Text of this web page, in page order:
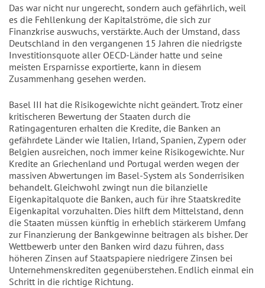
Das war nicht nur ungerecht, sondern auch gefährlich, weil
es die Fehllenkung der Kapitalströme, die sich zur
Finanzkrise auswuchs, verstärkte. Auch der Umstand, dass
Deutschland in den vergangenen 15 Jahren die niedrigste
Investitionsquote aller OECD-Länder hatte und seine
meisten Ersparnisse exportierte, kann in diesem
Zusammenhang gesehen werden.
Basel III hat die Risikogewichte nicht geändert. Trotz einer
kritischeren Bewertung der Staaten durch die
Ratingagenturen erhalten die Kredite, die Banken an
gefährdete Länder wie Italien, Irland, Spanien, Zypern oder
Belgien ausreichen, noch immer keine Risikogewichte. Nur
Kredite an Griechenland und Portugal werden wegen der
massiven Abwertungen im Basel-System als Sonderrisiken
behandelt. Gleichwohl zwingt nun die bilanzielle
Eigenkapitalquote die Banken, auch für ihre Staatskredite
Eigenkapital vorzuhalten. Dies hilft dem Mittelstand, denn
die Staaten müssen künftig in erheblich stärkerem Umfang
zur Finanzierung der Bankgewinne beitragen als bisher. Der
Wettbewerb unter den Banken wird dazu führen, dass
höheren Zinsen auf Staatspapiere niedrigere Zinsen bei
Unternehmenskrediten gegenüberstehen. Endlich einmal ein
Schritt in die richtige Richtung.